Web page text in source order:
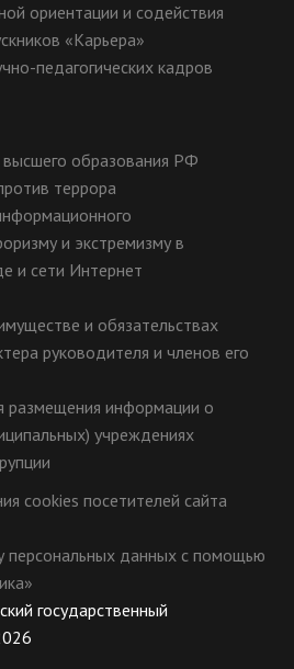
ориентации и содействия
«Карьера»
педагогических кадров
образования РФ
террора
и экстремизму в
и сети Интернет
и обязательствах
руководителя и членов его
размещения информации о
учреждениях
cookies посетителей сайта
персональных данных с помощью
государственный